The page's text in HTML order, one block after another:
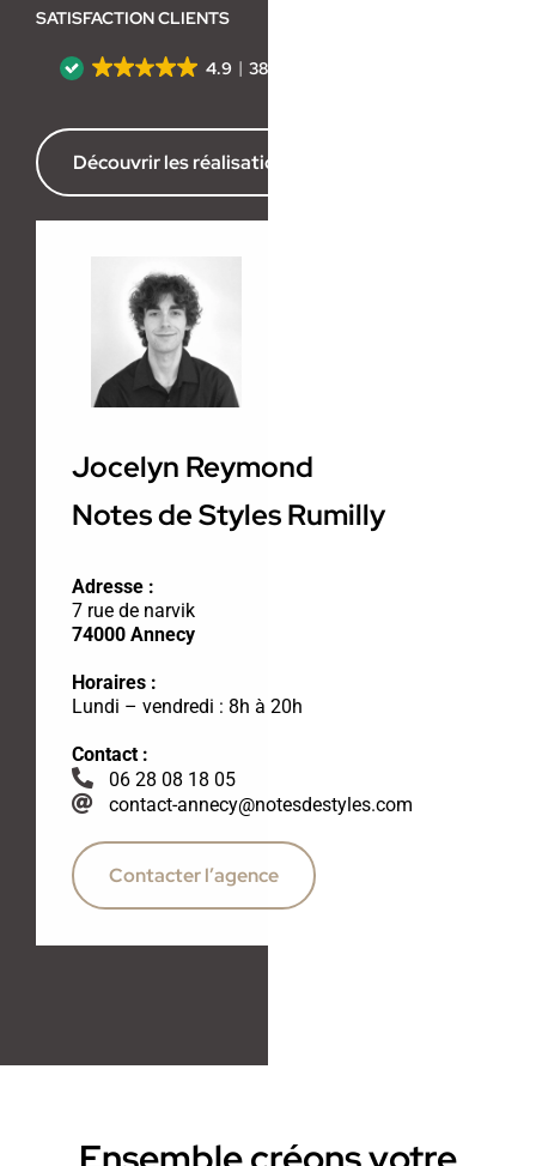
SATISFACTION CLIENTS
4.9 38 avis
Découvrir les réalisations de l’agence
Jocelyn Reymond
Notes de Styles Rumilly
Adresse :
7 rue de narvik
74000 Annecy
Horaires :
Lundi – vendredi : 8h à 20h
Contact :
06 28 08 18 05
contact-annecy@notesdestyles.com
Contacter l’agence